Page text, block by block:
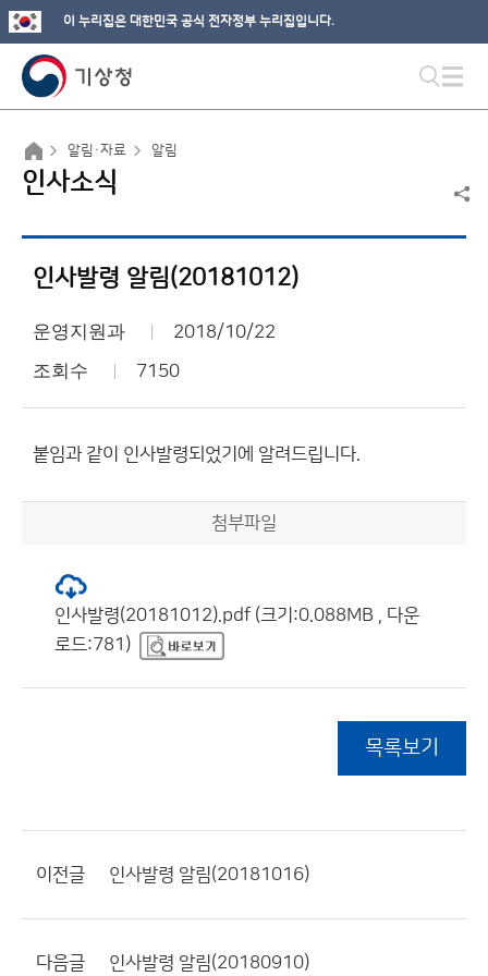
이 누리집은 대한민국 공식 전자정부 누리집입니다.
알림·자료 알림
인사소식
인사발령 알림(20181012)
운영지원과 2018/10/22
조회수 7150
붙임과 같이 인사발령되었기에 알려드립니다.
첨부파일
인사발령(20181012).pdf (크기:0.088MB , 다운
로드:781)
목록보기
이전글 인사발령 알림(20181016)
다음글 인사발령 알림(20180910)